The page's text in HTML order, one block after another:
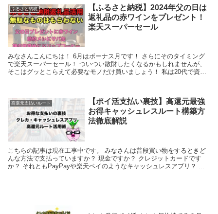
ふるさと納税
【ふるさと納税】2024年父の日は
返礼品の赤ワインをプレゼント！
楽天スーパーセール
みなさんこんにちは！ 6月はボーナス月です！ さらにそのタイミング
で楽天スーパーセール！ ついつい散財したくなるかもしれませんが、
そこはグッとこらえて必要なモノだけ買いましょう！ 私は20代で資産
高還元支払いルート
【ポイ活支払い裏技】高還元最強
お得キャッシュレスルート構築方
法徹底解説
こちらの記事は現在工事中です。 みなさんは普段買い物をするときど
んな方法で支払っていますか？ 現金ですか？ クレジットカードです
か？ それともPayPayや楽天ペイのようなキャッシュレスアプリ？ 現